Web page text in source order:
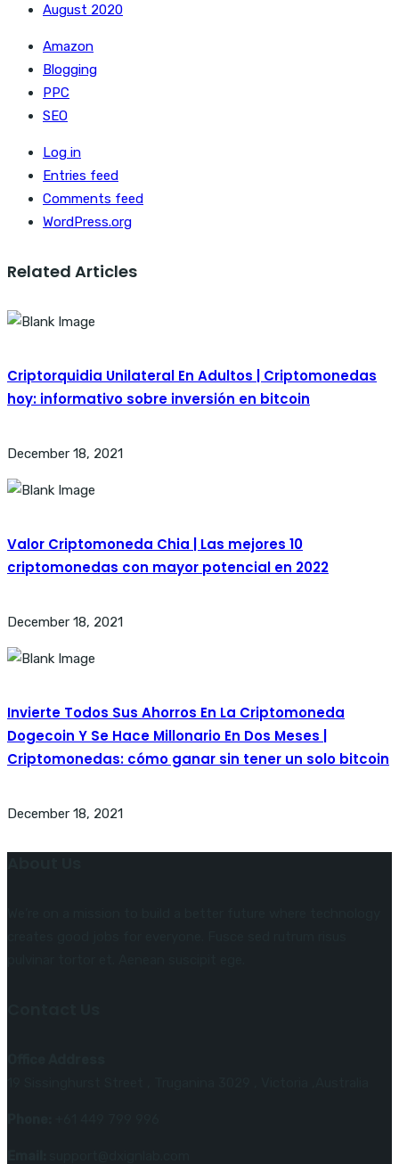
August 2020
Amazon
Blogging
PPC
SEO
Log in
Entries feed
Comments feed
WordPress.org
Related Articles
Criptorquidia Unilateral En Adultos | Criptomonedas
hoy: informativo sobre inversión en bitcoin
December 18, 2021
Valor Criptomoneda Chia | Las mejores 10
criptomonedas con mayor potencial en 2022
December 18, 2021
Invierte Todos Sus Ahorros En La Criptomoneda
Dogecoin Y Se Hace Millonario En Dos Meses |
Criptomonedas: cómo ganar sin tener un solo bitcoin
December 18, 2021